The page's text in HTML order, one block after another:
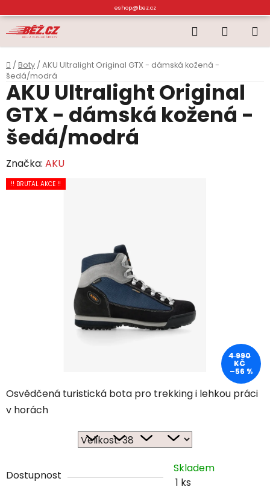
na
obsah
eshop@bez.cz
Hledat
KOŠÍK
Domů
/ Boty / AKU Ultralight Original GTX - dámská kožená -
šedá/modrá
Osvědčená turistická bota pro trekking i lehkou práci
v horách
Dostupnost
Skladem
1 ks
AKU Ultralight Original
GTX - dámská kožená -
šedá/modrá
Značka: AKU
!! BRUTAL AKCE !!
4 990
KČ
–56 %